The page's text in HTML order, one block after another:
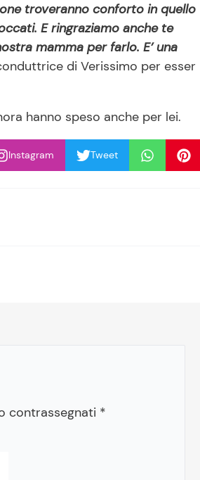
troveranno conforto in quello
E ringraziamo anche te
mamma per farlo. E’ una
di Verissimo per esser
hanno speso anche per lei.
Instagram Tweet
contrassegnati *